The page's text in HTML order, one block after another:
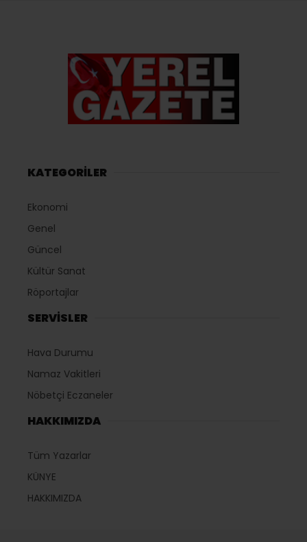
KATEGORİLER
Ekonomi
Genel
Güncel
Kültür Sanat
Röportajlar
SERVİSLER
Hava Durumu
Namaz Vakitleri
Nöbetçi Eczaneler
HAKKIMIZDA
Tüm Yazarlar
KÜNYE
HAKKIMIZDA